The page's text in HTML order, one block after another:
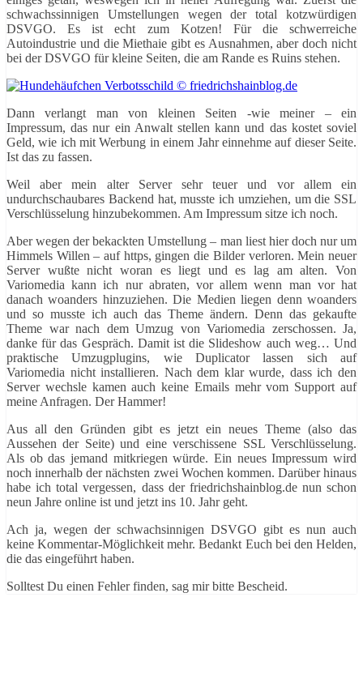
schwachssinnigen Umstellungen wegen der total kotzwürdigen
DSVGO. Es ist echt zum Kotzen! Für die schwerreiche
Autoindustrie und die Miethaie gibt es Ausnahmen, aber doch nicht
bei der DSVGO für kleine Seiten, die am Rande es Ruins stehen.
Dann verlangt man von kleinen Seiten -wie meiner – ein
Impressum, das nur ein Anwalt stellen kann und das kostet soviel
Geld, wie ich mit Werbung in einem Jahr einnehme auf dieser Seite.
Ist das zu fassen.
Weil aber mein alter Server sehr teuer und vor allem ein
undurchschaubares Backend hat, musste ich umziehen, um die SSL
Verschlüsselung hinzubekommen. Am Impressum sitze ich noch.
Aber wegen der bekackten Umstellung – man liest hier doch nur um
Himmels Willen – auf https, gingen die Bilder verloren. Mein neuer
Server wußte nicht woran es liegt und es lag am alten. Von
Variomedia kann ich nur abraten, vor allem wenn man vor hat
danach woanders hinzuziehen. Die Medien liegen denn woanders
und so musste ich auch das Theme ändern. Denn das gekaufte
Theme war nach dem Umzug von Variomedia zerschossen. Ja,
danke für das Gespräch. Damit ist die Slideshow auch weg… Und
praktische Umzugplugins, wie Duplicator lassen sich auf
Variomedia nicht installieren. Nach dem klar wurde, dass ich den
Server wechsle kamen auch keine Emails mehr vom Support auf
meine Anfragen. Der Hammer!
Aus all den Gründen gibt es jetzt ein neues Theme (also das
Aussehen der Seite) und eine verschissene SSL Verschlüsselung.
Als ob das jemand mitkriegen würde. Ein neues Impressum wird
noch innerhalb der nächsten zwei Wochen kommen. Darüber hinaus
habe ich total vergessen, dass der friedrichshainblog.de nun schon
neun Jahre online ist und jetzt ins 10. Jahr geht.
Ach ja, wegen der schwachsinnigen DSVGO gibt es nun auch
keine Kommentar-Möglichkeit mehr. Bedankt Euch bei den Helden,
die das eingeführt haben.
Solltest Du einen Fehler finden, sag mir bitte Bescheid.